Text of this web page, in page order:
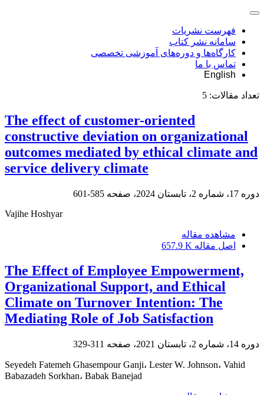
فهرست نشریات
سامانه نشر کتاب
کارگاه‌ها و دوره‌های آموزشی تخصصی
تماس با ما
English
تعداد مقالات: 5
The effect of customer-oriented
constructive deviation on organizational
outcomes mediated by ethical climate and
service delivery climate
دوره 17، شماره 2، تابستان 2024، صفحه
585-601
Vajihe Hoshyar
مشاهده مقاله
اصل مقاله 657.9 K
The Effect of Employee Empowerment,
Organizational Support, and Ethical
Climate on Turnover Intention: The
Mediating Role of Job Satisfaction
دوره 14، شماره 2، تابستان 2021، صفحه 311-329
Seyedeh Fatemeh Ghasempour Ganji، Lester W. Johnson، Vahid
Babazadeh Sorkhan، Babak Banejad